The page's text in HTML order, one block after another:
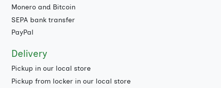
Monero and Bitcoin
SEPA bank transfer
PayPal
Delivery
Pickup in our local store
Pickup from locker in our local store